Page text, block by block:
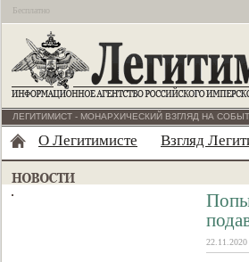
Бесплатно
ЛЕГИТИМИСТ - МОНАРХИЧЕСКИЙ ВЗГЛЯД НА
О Легитимисте Взгляд